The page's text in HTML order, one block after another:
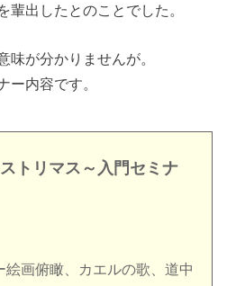
輩出したとのことでした。
味が分かりませんが。
ー内容です。
トリマス～入門セミナ
絵画俯瞰、カエルの歌、道中